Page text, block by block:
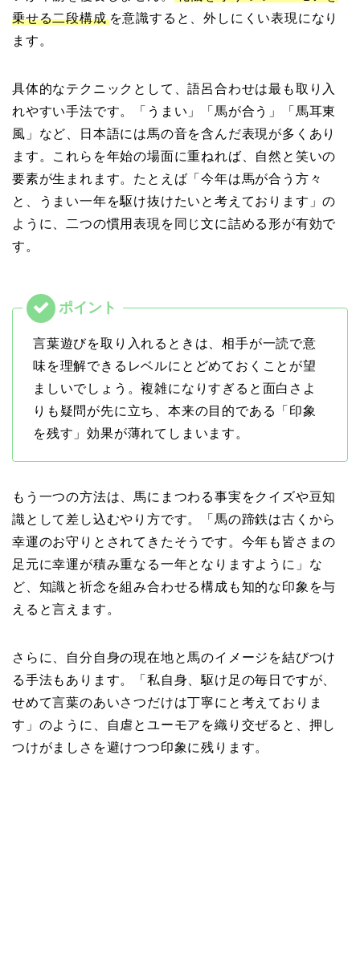
乗せる二段構成を意識すると、外しにくい表現になり
ます。
具体的なテクニックとして、語呂合わせは最も取り入
れやすい手法です。「うまい」「馬が合う」「馬耳東
風」など、日本語には馬の音を含んだ表現が多くあり
ます。これらを年始の場面に重ねれば、自然と笑いの
要素が生まれます。たとえば「今年は馬が合う方々
と、うまい一年を駆け抜けたいと考えております」の
ように、二つの慣用表現を同じ文に詰める形が有効で
す。
言葉遊びを取り入れるときは、相手が一読で意
味を理解できるレベルにとどめておくことが望
ましいでしょう。複雑になりすぎると面白さよ
りも疑問が先に立ち、本来の目的である「印象
を残す」効果が薄れてしまいます。
もう一つの方法は、馬にまつわる事実をクイズや豆知
識として差し込むやり方です。「馬の蹄鉄は古くから
幸運のお守りとされてきたそうです。今年も皆さまの
足元に幸運が積み重なる一年となりますように」な
ど、知識と祈念を組み合わせる構成も知的な印象を与
えると言えます。
さらに、自分自身の現在地と馬のイメージを結びつけ
る手法もあります。「私自身、駆け足の毎日ですが、
せめて言葉のあいさつだけは丁寧にと考えておりま
す」のように、自虐とユーモアを織り交ぜると、押し
つけがましさを避けつつ印象に残ります。